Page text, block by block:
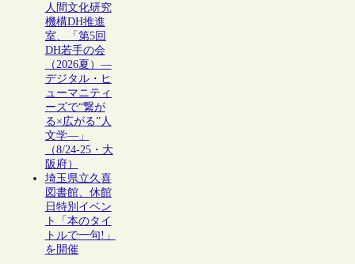
人間文化研究
機構DH推進
室、「第5回
DH若手の会
（2026夏）―
デジタル・ヒ
ューマニティ
ーズで“繋が
る×広がる”人
文学―」
（8/24-25・大
阪府）
埼玉県立久喜
図書館、休館
日特別イベン
ト「本のタイ
トルで一句!」
を開催